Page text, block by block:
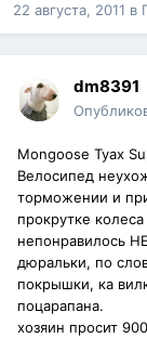
22 августа, 2011 в
dm8391
Mongoose Tyax
Велосипед
торможении и
прокрутке
непонравилось
дюральки, по
покрышки, ка
поцарапана.
хозяин просит